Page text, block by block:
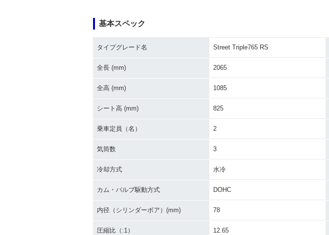
5 RS・新登場
基本スペック
タイプグレード名 Street Triple765 RS
全長 (mm) 2065
全高 (mm) 1085
シート高 (mm) 825
乗車定員（名） 2
気筒数 3
冷却方式 水冷
カム・バルブ駆動方式 DOHC
内径（シリンダーボア）(mm) 78
圧縮比（:1） 12.65